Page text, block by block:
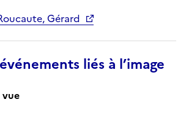
Gérard
liés à l’image